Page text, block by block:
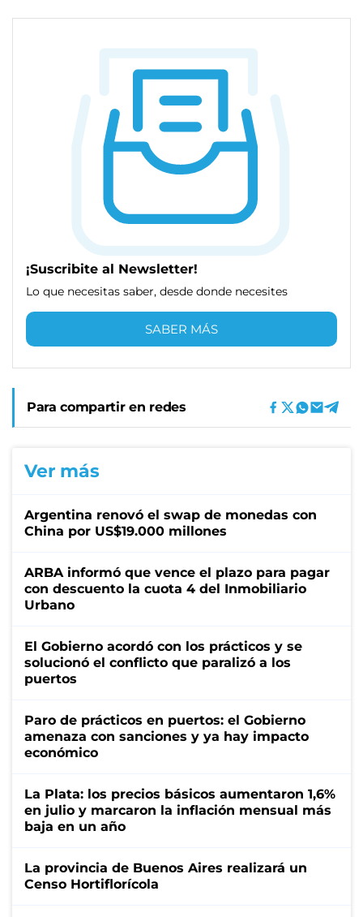
¡Suscribite al Newsletter!
Lo que necesitas saber, desde donde necesites
SABER MÁS
Para compartir en redes
Ver más
Argentina renovó el swap de monedas con
China por US$19.000 millones
ARBA informó que vence el plazo para pagar
con descuento la cuota 4 del Inmobiliario
Urbano
El Gobierno acordó con los prácticos y se
solucionó el conflicto que paralizó a los
puertos
Paro de prácticos en puertos: el Gobierno
amenaza con sanciones y ya hay impacto
económico
La Plata: los precios básicos aumentaron 1,6%
en julio y marcaron la inflación mensual más
baja en un año
La provincia de Buenos Aires realizará un
Censo Hortiflorícola